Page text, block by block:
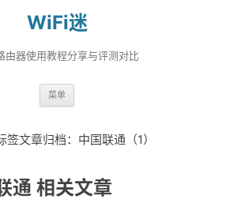
WiFi迷
由器使用教程分享与评测对比
菜单
到
签文章归档：中国联通（1）
通 相关文章